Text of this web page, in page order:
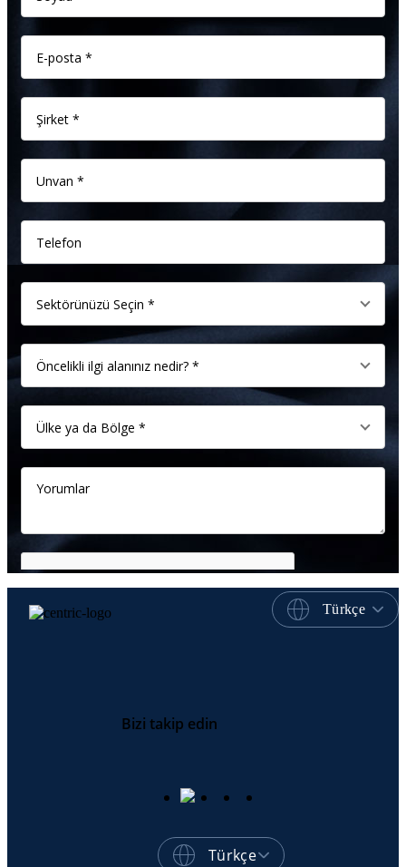
Türkçe
Bizi takip edin
Türkçe